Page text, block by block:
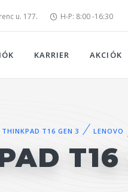
u. 177. H-P: 8:00 -16:30
KARRIER AKCIÓK
THINKPAD T16 GEN 3 LENOVO